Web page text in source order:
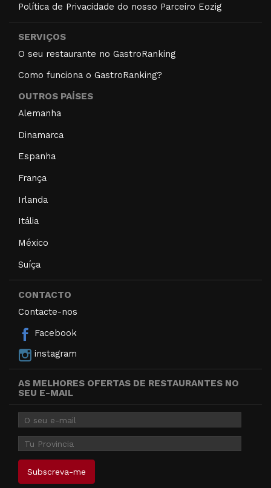
Política de Privacidade do nosso Parceiro Eozig
SERVIÇOS
O seu restaurante no GastroRanking
Como funciona o GastroRanking?
OUTROS PAÍSES
Alemanha
Dinamarca
Espanha
França
Irlanda
Itália
México
Suíça
CONTACTO
Contacte-nos
Facebook
instagram
AS MELHORES OFERTAS DE RESTAURANTES NO
SEU E-MAIL